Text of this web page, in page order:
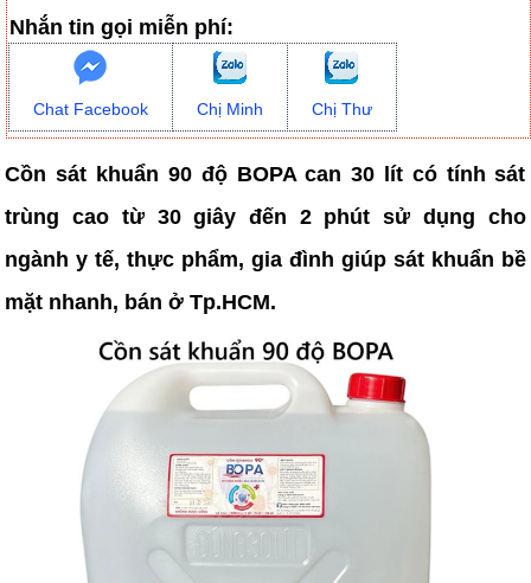
Nhắn tin gọi miễn phí:
Chat Facebook Chị Minh Chị Thư
Cồn sát khuẩn 90 độ BOPA can 30 lít có tính sát
trùng cao từ 30 giây đến 2 phút sử dụng cho
ngành y tế, thực phẩm, gia đình giúp sát khuẩn bề
mặt nhanh, bán ở Tp.HCM.